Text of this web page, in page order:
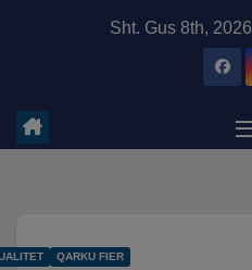
Sht. Gus 8th, 2026
QARKU FIER